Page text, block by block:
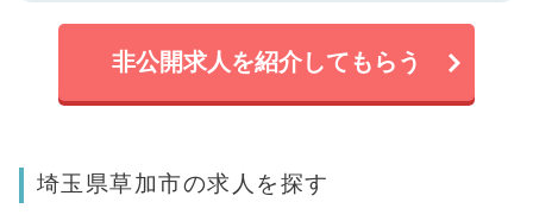
非公開求人を紹介してもらう
埼玉県草加市の求人を探す